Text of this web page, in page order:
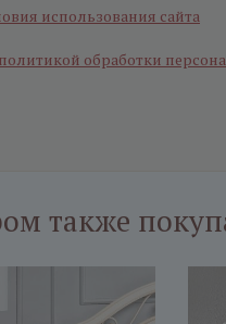
использования сайта
политикой обработки
также